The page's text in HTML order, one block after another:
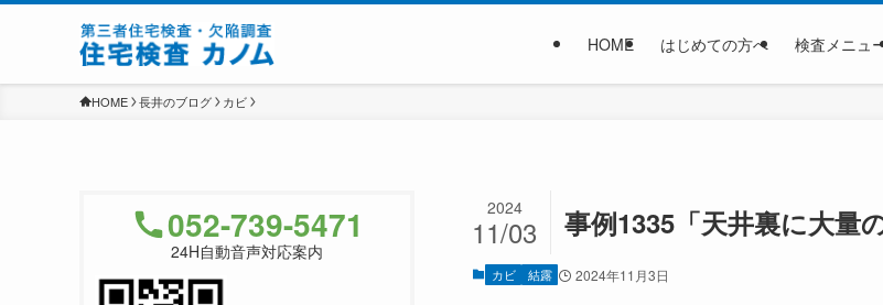
HOME はじめての方へ 検査メニュ
HOME 長井のブログ カビ
事例1335「天井裏に大量
2024
11/03
カビ 結露 2024年11月3日
052-739-5471
24H自動音声対応案内